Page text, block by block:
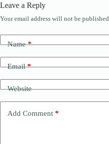
Leave a Reply
Your email address will not be published.
Name*
Email*
Website
Add Comment *